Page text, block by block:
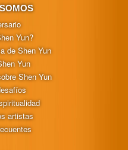
Yun?
de Shen Yun
Yun
Shen Yun
artistas